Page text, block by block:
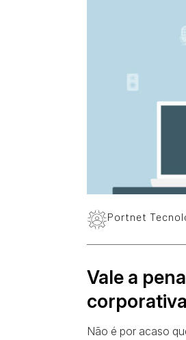
Vale a
Portnet
Não é por acaso